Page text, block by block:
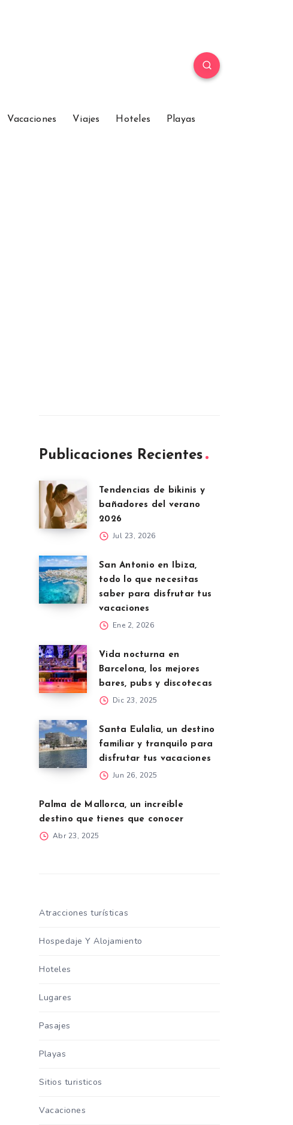
Vacaciones Viajes Hoteles Playas
Publicaciones Recientes
Tendencias de bikinis y
bañadores del verano
2026
Jul 23, 2026
San Antonio en Ibiza,
todo lo que necesitas
saber para disfrutar tus
vacaciones
Ene 2, 2026
Vida nocturna en
Barcelona, los mejores
bares, pubs y discotecas
Dic 23, 2025
Santa Eulalia, un destino
familiar y tranquilo para
disfrutar tus vacaciones
Jun 26, 2025
Palma de Mallorca, un increíble
destino que tienes que conocer
Abr 23, 2025
Atracciones turísticas
Hospedaje Y Alojamiento
Hoteles
Lugares
Pasajes
Playas
Sitios turisticos
Vacaciones